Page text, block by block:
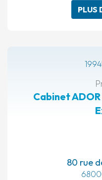
PLUS
Cabinet
80 rue